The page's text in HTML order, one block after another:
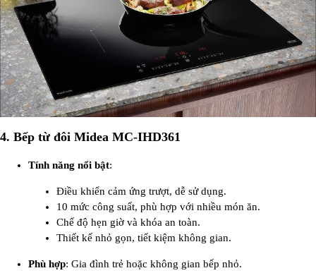
4. Bếp từ đôi Midea MC-IHD361
Tính năng nổi bật:
Điều khiển cảm ứng trượt, dễ sử dụng.
10 mức công suất, phù hợp với nhiều món ăn.
Chế độ hẹn giờ và khóa an toàn.
Thiết kế nhỏ gọn, tiết kiệm không gian.
Phù hợp: Gia đình trẻ hoặc không gian bếp nhỏ.